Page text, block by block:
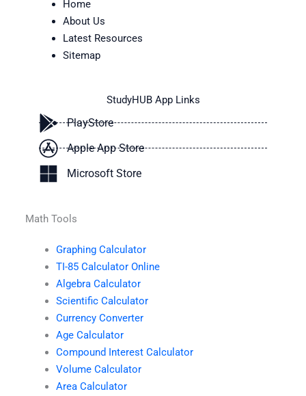
Home
About Us
Latest Resources
Sitemap
StudyHUB App Links
PlayStore
Apple App Store
Microsoft Store
Math Tools
Graphing Calculator
TI-85 Calculator Online
Algebra Calculator
Scientific Calculator
Currency Converter
Age Calculator
Compound Interest Calculator
Volume Calculator
Area Calculator